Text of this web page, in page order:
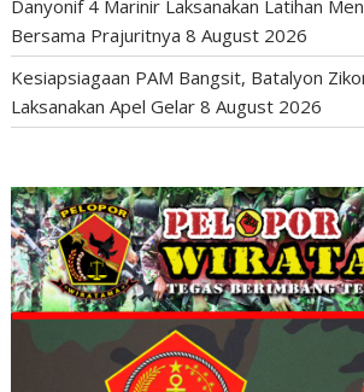
Danyonif 4 Marinir Laksanakan Latihan
Bersama Prajuritnya 8 August 2026
Kesiapsiagaan PAM Bangsit, Batalyon
Laksanakan Apel Gelar 8 August 2026